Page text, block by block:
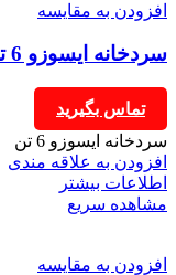
افزودن به مقایسه
سردخانه ایسوزو 6 تن
تماس بگیرید
سردخانه ایسوزو 6 تن
افزودن به علاقه مندی
اطلاعات بیشتر
مشاهده سریع
افزودن به مقایسه